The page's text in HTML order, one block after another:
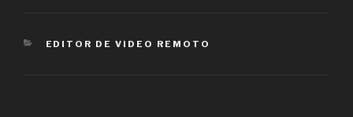
CATEGORÍAS
EDITOR DE VIDEO REMOTO